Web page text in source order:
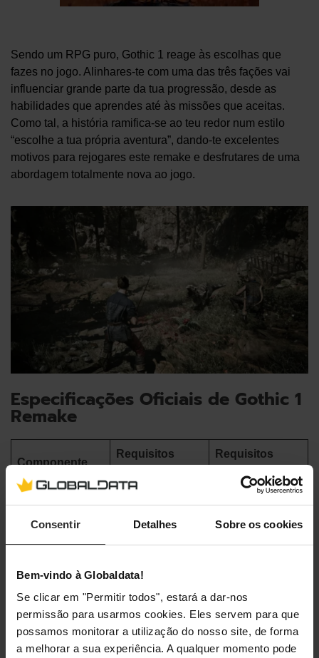
Consentir Detalhes Sobre os cookies
Bem-vindo à Globaldata!
Se clicar em "Permitir todos", estará a dar-nos
permissão para usarmos cookies. Eles servem para que
possamos monitorar a utilização do nosso site, de forma
a melhorar a sua experiência. A qualquer momento pode
Sendo um RPG puro, Gothic 1 reage às escolhas que
fazes no jogo. Alinhares-te com uma das três fações vai
influenciar grande parte da tua progressão, desde as
habilidades que aprendes até às missões que aceitas.
Como tal, a história ramifica-se ao teu redor num estilo
“escolhe a tua própria aventura”, dando-te excelentes
motivos para rejogares este remake e desfrutares de uma
abordagem totalmente nova ao jogo.
Especificações Oficiais de Gothic 1
Remake
Componente
Requisitos
Requisitos
Operativo
bit) / Windows 11
bit) / Windows 11
Processador
7700K / AMD
Ryzen 5 1600X
Ryzen 5 3600X
Memória RAM 16 GB RAM 32 GB RAM